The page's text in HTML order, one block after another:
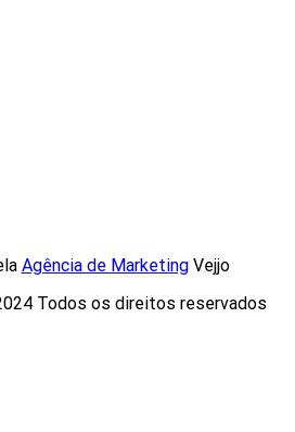
Agência de MarketingVejjo​
Todos os direitos reservados